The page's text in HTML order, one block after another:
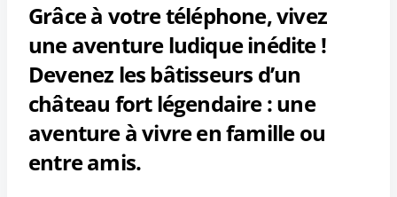
Grâce à votre téléphone, vivez
une aventure ludique inédite !
Devenez les bâtisseurs d’un
château fort légendaire : une
aventure à vivre en famille ou
entre amis.